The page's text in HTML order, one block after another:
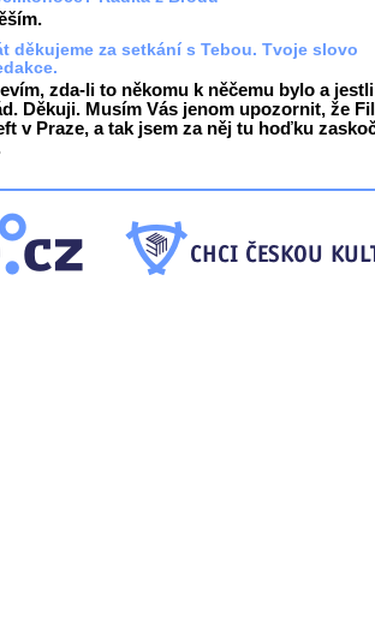
děkujeme za setkání s Tebou. Tvoje slovo
zda-li to někomu k něčemu bylo a
Děkuji. Musím Vás jenom upozornit, že
v Praze, a tak jsem za něj tu hoďku